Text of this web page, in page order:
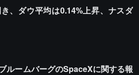
、ダウ平均は0.14%上昇、ナスダ
ルームバーグのSpaceXに関する報